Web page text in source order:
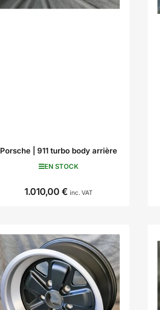
Porsche | 911 turbo body arrière
EN STOCK
Prix
1.010,00 € inc. VAT